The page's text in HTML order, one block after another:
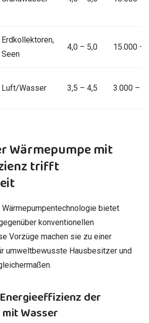
Erdkollektoren,
Seen
4,0 – 5,0 15.000 –
Luft/Wasser 3,5 – 4,5 3.000 –
Wärmepumpe mit
trifft
bietet
konventionellen
Vorzüge machen sie zu einer
umweltbewusste Hausbesitzer und
der
Wasser